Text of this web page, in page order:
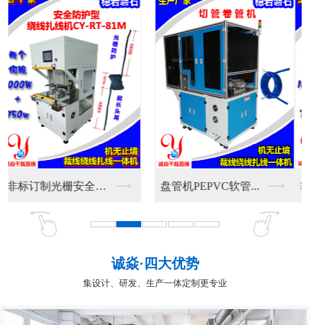
非标订制光栅安全防护... 盘管机PEPVC软管...
诚焱·四大优势
集设计、研发、生产一体定制更专业